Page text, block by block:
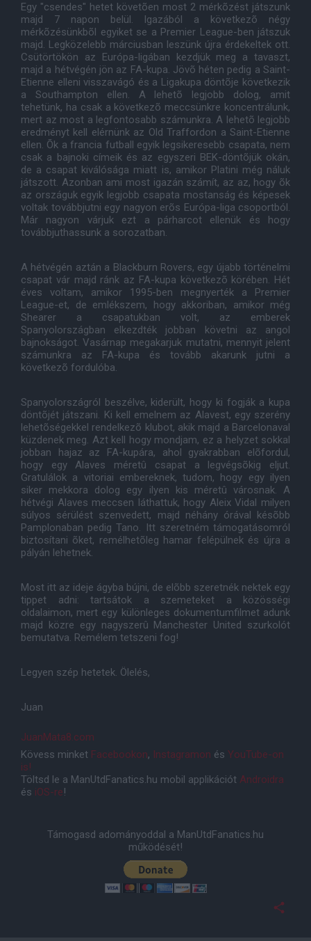
Egy "csendes" hetet követõen most 2 mérkõzést játszunk
majd 7 napon belül. Igazából a következõ négy
mérkõzésünkbõl egyiket se a Premier League-ben játszuk
majd. Legközelebb márciusban leszünk újra érdekeltek ott.
Csütörtökön az Európa-ligában kezdjük meg a tavaszt,
majd a hétvégén jön az FA-kupa. Jövõ héten pedig a Saint-
Etienne elleni visszavágó és a Ligakupa döntõje következik
a Southampton ellen. A lehetõ legjobb dolog, amit
tehetünk, ha csak a következõ meccsünkre koncentrálunk,
mert az most a legfontosabb számunkra. A lehetõ legjobb
eredményt kell elérnünk az Old Traffordon a Saint-Etienne
ellen. Õk a francia futball egyik legsikeresebb csapata, nem
csak a bajnoki címeik és az egyszeri BEK-döntõjük okán,
de a csapat kiválósága miatt is, amikor Platini még náluk
játszott. Azonban ami most igazán számít, az az, hogy õk
az országuk egyik legjobb csapata mostanság és képesek
voltak továbbjutni egy nagyon erõs Európa-liga csoportból.
Már nagyon várjuk ezt a párharcot ellenük és hogy
továbbjuthassunk a sorozatban.
A hétvégén aztán a Blackburn Rovers, egy újabb történelmi
csapat vár majd ránk az FA-kupa következõ körében. Hét
éves voltam, amikor 1995-ben megnyerték a Premier
League-et, de emlékszem, hogy akkoriban, amikor még
Shearer a csapatukban volt, az emberek
Spanyolországban elkezdték jobban követni az angol
bajnokságot. Vasárnap megakarjuk mutatni, mennyit jelent
számunkra az FA-kupa és tovább akarunk jutni a
következõ fordulóba.
Spanyolországról beszélve, kiderült, hogy ki fogják a kupa
döntõjét játszani. Ki kell emelnem az Alavest, egy szerény
lehetõségekkel rendelkezõ klubot, akik majd a Barcelonaval
küzdenek meg. Azt kell hogy mondjam, ez a helyzet sokkal
jobban hajaz az FA-kupára, ahol gyakrabban elõfordul,
hogy egy Alaves méretû csapat a legvégsõkig eljut.
Gratulálok a vitoriai embereknek, tudom, hogy egy ilyen
siker mekkora dolog egy ilyen kis méretû városnak. A
hétvégi Alaves meccsen láthattuk, hogy Aleix Vidal milyen
súlyos sérülést szenvedett, majd néhány órával késõbb
Pamplonaban pedig Tano. Itt szeretném támogatásomról
biztosítani õket, remélhetõleg hamar felépülnek és újra a
pályán lehetnek.
Most itt az ideje ágyba bújni, de elõbb szeretnék nektek egy
tippet adni: tartsátok a szemeteket a közösségi
oldalaimon, mert egy különleges dokumentumfilmet adunk
majd közre egy nagyszerû Manchester United szurkolót
bemutatva. Remélem tetszeni fog!
Legyen szép hetetek. Ölelés,
Juan
JuanMata8.com
Kövess minket Facebookon, Instagramon és YouTube-on
is!
Töltsd le a ManUtdFanatics.hu mobil applikációt Androidra
és iOS-re!
Támogasd adományoddal a ManUtdFanatics.hu
működését!